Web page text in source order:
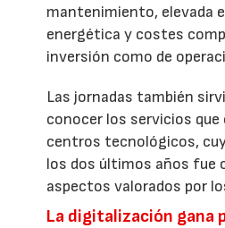
mantenimiento, elevada
energética y costes
inversión como de
Las jornadas también
conocer los servicios
centros tecnológicos,
los dos últimos años fue
aspectos valorados por
La digitalización gana